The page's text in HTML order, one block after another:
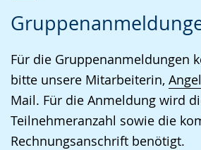
Für die Gruppenanmeldungen
bitte unsere Mitarbeiterin,
Mail. Für die Anmeldung wird
Teilnehmeranzahl sowie die
Rechnungsanschrift benötigt.
Leichten
wechseln.
Audio-
Video
Deutscher
Gebärdensprache
wird
angezeigt.